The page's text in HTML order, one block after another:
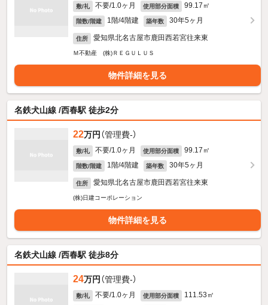
敷/礼 不要/1.0ヶ月 使用部分面積 99.17㎡
階数/階建 1階/4階建 築年数 30年5ヶ月
住所 愛知県北名古屋市鹿田西若宮往来東
Ｍ不動産 (株)ＲＥＧＵＬＵＳ
物件詳細を見る
名鉄犬山線 /西春駅 徒歩2分
22万円 （管理費-）
敷/礼 不要/1.0ヶ月 使用部分面積 99.17㎡
階数/階建 1階/4階建 築年数 30年5ヶ月
住所 愛知県北名古屋市鹿田西若宮往来東
(株)日建コーポレーション
物件詳細を見る
名鉄犬山線 /西春駅 徒歩8分
24万円 （管理費-）
敷/礼 不要/1.0ヶ月 使用部分面積 111.53㎡